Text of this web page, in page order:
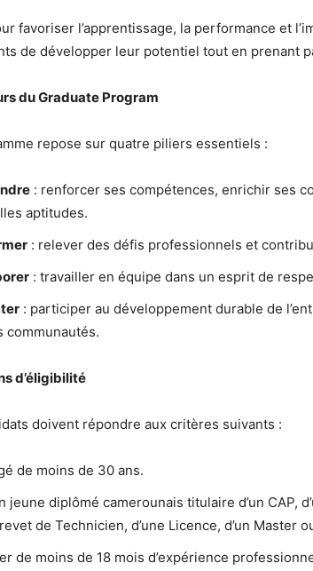
favoriser l’apprentissage, la performance et
de développer leur potentiel tout en prenant
du Graduate Program
repose sur quatre piliers essentiels :
: renforcer ses compétences, enrichir ses
aptitudes.
: relever des défis professionnels et
: travailler en équipe dans un esprit de
: participer au développement durable de
communautés.
d’éligibilité
doivent répondre aux critères suivants :
de moins de 30 ans.
jeune diplômé camerounais titulaire d’un CAP,
de Technicien, d’une Licence, d’un Master
de moins de 18 mois d’expérience